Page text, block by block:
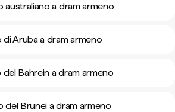
australiano a dram armeno
di Aruba a dram armeno
del Bahrein a dram armeno
del Brunei a dram armeno